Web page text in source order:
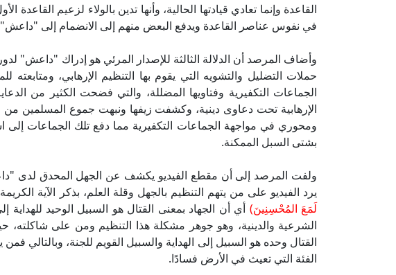
القاعدة وإنما تعادي قيادتها الحالية، وأنها تدين بالولاء لزعيم
في نفوس عناصر القاعدة ويدفع البعض منهم إلى الانضمام إلى
وأضاف المرصد أن الدلالة الثالثة للإصدار المرئي هو إدراك "داعش"
حملات التضليل والتشويه التي يقوم بها التنظيم الإرهابي،
الجماعات التكفيرية وفتاويها المضللة، والتي فضحت الكثير من
الإرهابية تحت دعاوى دينية، وكشفت زيفها ونبهت جموع المسلمين من
ومحوري في مواجهة الجماعات التكفيرية مما دفع تلك الجماعات إلى
بشتى السبل الممكنة.
ولفت المرصد إلى أن مقطع الفيديو يكشف عن الجهل المحدق لدى
يرد الفيديو على من يتهم التنظيم بالجهل وقلة العلم، بذكر الآية الكريمة
لَمَعَ المُحْسِنِينَ) أي أن الجهاد بمعنى القتال هو السبيل الوحيد
الشرعية والدينية، وهو جوهر مشكلة هذا التنظيم ومن على شاكلته،
القتال وحده هو السبيل إلى الهداية والسبيل القويم للجنة، وبالتالي فمن
الفئة التي تعيث في الأرض فسادًا.